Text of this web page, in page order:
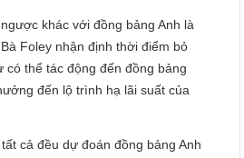
khác với đồng bảng Anh là
Foley nhận định thời điểm bỏ
có thể tác động đến đồng bảng
đến lộ trình hạ lãi suất của
cả đều dự đoán đồng bảng Anh